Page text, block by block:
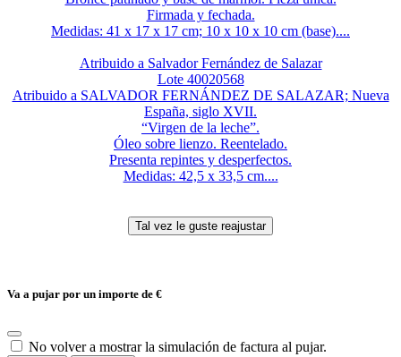
Firmada y fechada.
Medidas: 41 x 17 x 17 cm; 10 x 10 x 10 cm (base)....
Atribuido a Salvador Fernández de Salazar
Lote 40020568
Atribuido a SALVADOR FERNÁNDEZ DE SALAZAR; Nueva
España, siglo XVII.
“Virgen de la leche”.
Óleo sobre lienzo. Reentelado.
Presenta repintes y desperfectos.
Medidas: 42,5 x 33,5 cm....
Va a pujar por un importe de €
No volver a mostrar la simulación de factura al pujar.